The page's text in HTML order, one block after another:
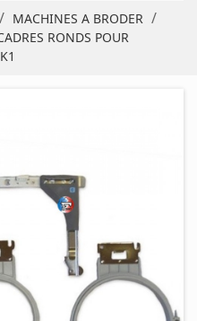
MACHINES A BRODER
RONDS POUR